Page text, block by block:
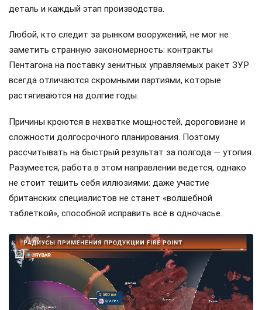
деталь и каждый этап производства.
Любой, кто следит за рынком вооружений, не мог не
заметить странную закономерность: контракты
Пентагона на поставку зенитных управляемых ракет ЗУР
всегда отличаются скромными партиями, которые
растягиваются на долгие годы.
Причины кроются в нехватке мощностей, дороговизне и
сложности долгосрочного планирования. Поэтому
рассчитывать на быстрый результат за полгода — утопия.
Разумеется, работа в этом направлении ведется, однако
не стоит тешить себя иллюзиями: даже участие
британских специалистов не станет «волшебной
таблеткой», способной исправить всё в одночасье.